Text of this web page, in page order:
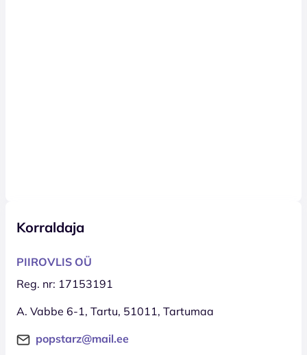
Korraldaja
PIIROVLIS OÜ
Reg. nr: 17153191
A. Vabbe 6-1, Tartu, 51011, Tartumaa
popstarz@mail.ee